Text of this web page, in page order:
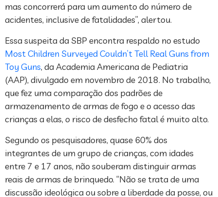
mas concorrerá para um aumento do número de
acidentes, inclusive de fatalidades”, alertou.
Essa suspeita da SBP encontra respaldo no estudo
Most Children Surveyed Couldn’t Tell Real Guns from
Toy Guns, da Academia Americana de Pediatria
(AAP), divulgado em novembro de 2018. No trabalho,
que fez uma comparação dos padrões de
armazenamento de armas de fogo e o acesso das
crianças a elas, o risco de desfecho fatal é muito alto.
Segundo os pesquisadores, quase 60% dos
integrantes de um grupo de crianças, com idades
entre 7 e 17 anos, não souberam distinguir armas
reais de armas de brinquedo. “Não se trata de uma
discussão ideológica ou sobre a liberdade da posse, ou